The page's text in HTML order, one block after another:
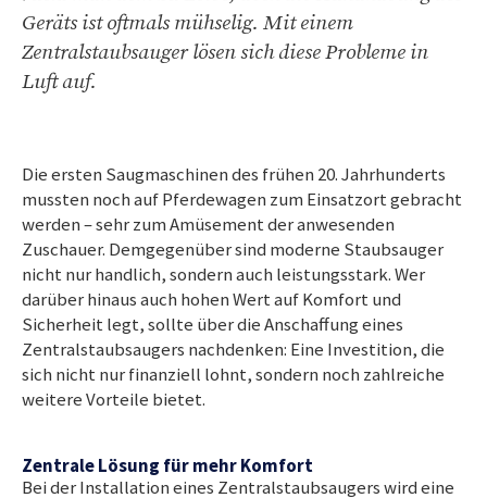
Geräts ist oftmals mühselig. Mit einem
Zentralstaubsauger lösen sich diese Probleme in
Luft auf.
Die ersten Saugmaschinen des frühen 20. Jahrhunderts
mussten noch auf Pferdewagen zum Einsatzort gebracht
werden – sehr zum Amüsement der anwesenden
Zuschauer. Demgegenüber sind moderne Staubsauger
nicht nur handlich, sondern auch leistungsstark. Wer
darüber hinaus auch hohen Wert auf Komfort und
Sicherheit legt, sollte über die Anschaffung eines
Zentralstaubsaugers nachdenken: Eine Investition, die
sich nicht nur finanziell lohnt, sondern noch zahlreiche
weitere Vorteile bietet.
Zentrale Lösung für mehr Komfort
Bei der Installation eines Zentralstaubsaugers wird eine